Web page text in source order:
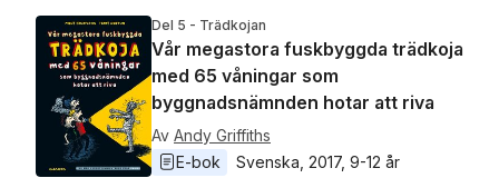
Del 5 - Trädkojan
Vår megastora fuskbyggda trädkoja
med 65 våningar som
byggnadsnämnden hotar att riva
Av Andy Griffiths
E-bok
Svenska 2017, 9-12 år